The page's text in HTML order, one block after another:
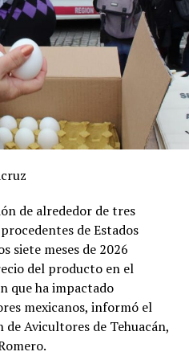
servicio que se brinda a
que las
con apego a la ley y
por lo que hasta el
definitiva sobre
ha manifestado
de revisión, al
podrían afectar
el grupo identificado
, integrado
Ramos, Mauricio
de alrededor de tres
de Estados
siete meses de 2026
del producto en el
que ha impactado
mexicanos, informó el
Avicultores de Tehuacán,